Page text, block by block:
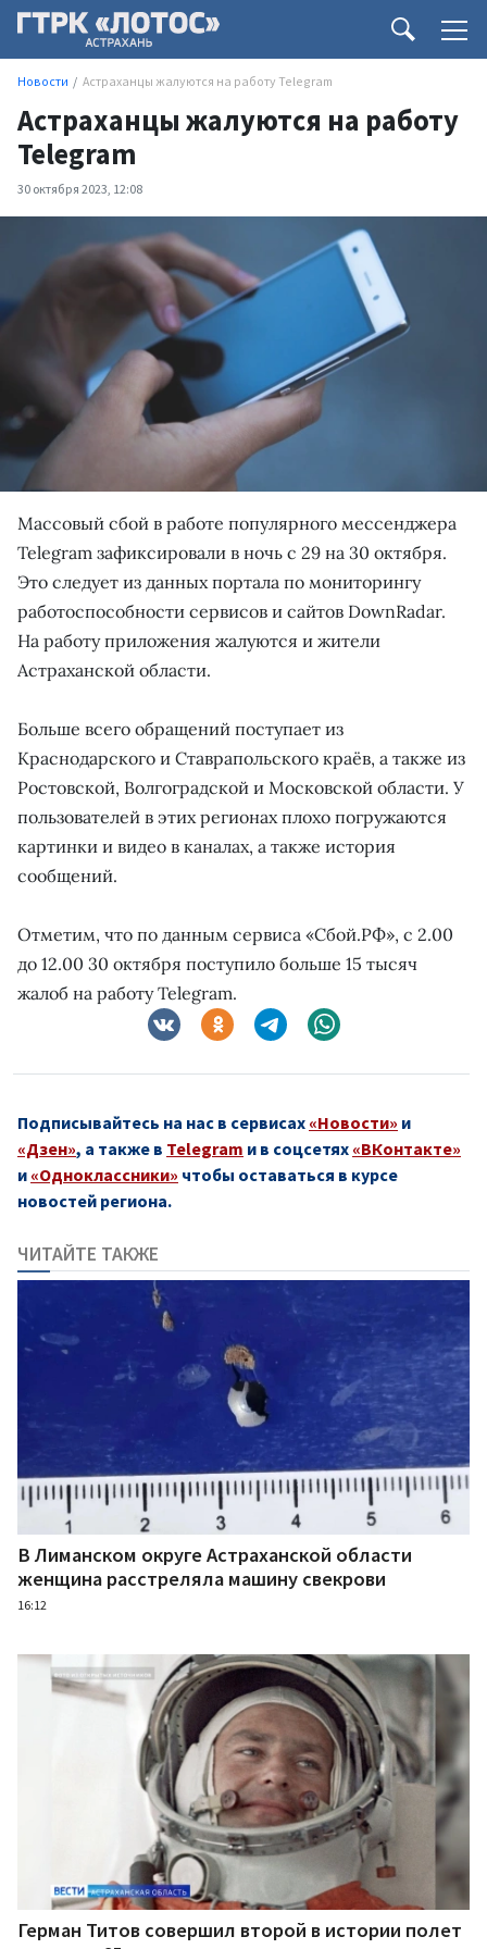
Новости Астраханцы жалуются на работу Telegram
Астраханцы жалуются на работу
Telegram
30 октября 2023, 12:08
Массовый сбой в работе популярного мессенджера
Telegram зафиксировали в ночь с 29 на 30 октября.
Это следует из данных портала по мониторингу
работоспособности сервисов и сайтов DownRadar.
На работу приложения жалуются и жители
Астраханской области.
Больше всего обращений поступает из
Краснодарского и Ставрапольского краёв, а также из
Ростовской, Волгоградской и Московской области. У
пользователей в этих регионах плохо погружаются
картинки и видео в каналах, а также история
сообщений.
Отметим, что по данным сервиса «Сбой.РФ», с 2.00
до 12.00 30 октября поступило больше 15 тысяч
жалоб на работу Telegram.
Подписывайтесь на нас в сервисах «Новости» и
«Дзен», а также в Telegram и в соцсетях «ВКонтакте»
и «Одноклассники» чтобы оставаться в курсе
новостей региона.
ЧИТАЙТЕ ТАКЖЕ
В Лиманском округе Астраханской области
женщина расстреляла машину свекрови
16:12
Герман Титов совершил второй в истории полет